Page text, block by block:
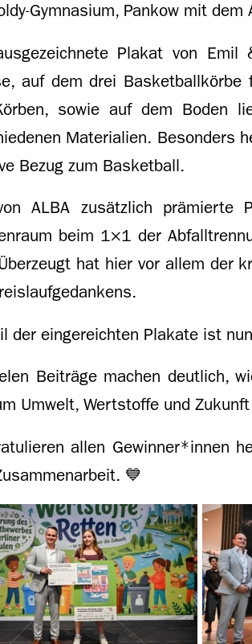
Gymnasium, Pankow mit dem
Plakat von
auf dem drei Basketballkörbe
sowie auf dem Boden
Materialien. Besonders
Bezug zum Basketball.
ALBA zusätzlich
beim 1×1 der
hat hier vor allem der
der eingereichten Plakate ist
Beiträge machen deutlich,
Umwelt, Wertstoffe und
allen Gewinner*innen
💙